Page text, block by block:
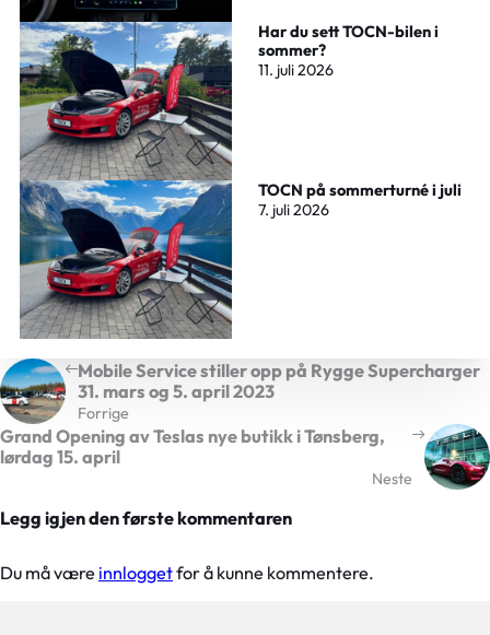
Har du sett TOCN-bilen i
sommer?
11. juli 2026
TOCN på sommerturné i juli
7. juli 2026
Forrige
Mobile Service stiller opp på Rygge Supercharger
31. mars og 5. april 2023
Neste
Grand Opening av Teslas nye butikk i Tønsberg,
lørdag 15. april
Legg igjen den første kommentaren
Du må være innloggetfor å kunne kommentere.